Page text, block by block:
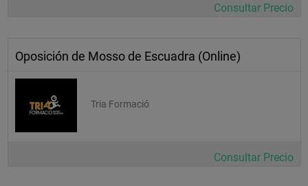
Consultar Precio
Oposición de Mosso de Escuadra (Online)
Tria Formació
Consultar Precio